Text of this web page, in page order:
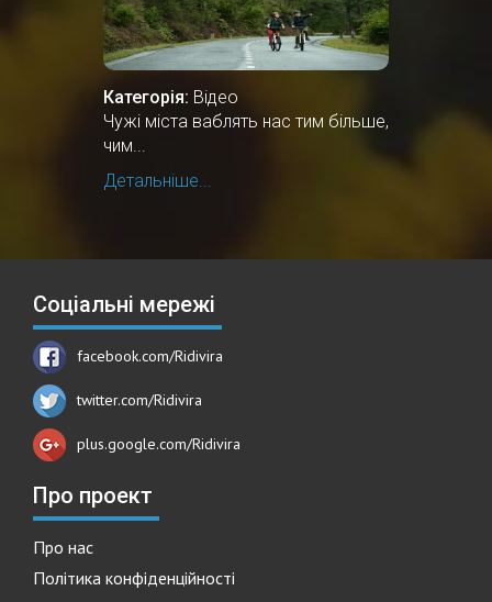
Категорія: Відео
Чужі міста ваблять нас тим більше,
чим...
Детальніше...
Соціальні мережі
facebook.com/Ridivira
twitter.com/Ridivira
plus.google.com/Ridivira
Про проект
Про нас
Політика конфіденційності